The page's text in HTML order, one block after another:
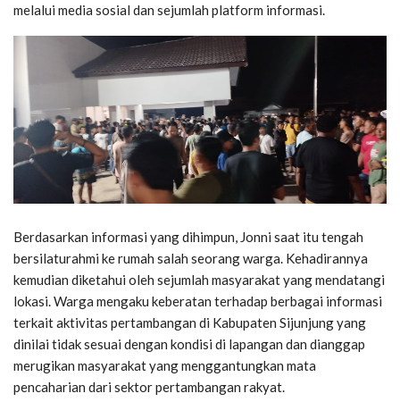
melalui media sosial dan sejumlah platform informasi.
Berdasarkan informasi yang dihimpun, Jonni saat itu tengah
bersilaturahmi ke rumah salah seorang warga. Kehadirannya
kemudian diketahui oleh sejumlah masyarakat yang mendatangi
lokasi. Warga mengaku keberatan terhadap berbagai informasi
terkait aktivitas pertambangan di Kabupaten Sijunjung yang
dinilai tidak sesuai dengan kondisi di lapangan dan dianggap
merugikan masyarakat yang menggantungkan mata
pencaharian dari sektor pertambangan rakyat.